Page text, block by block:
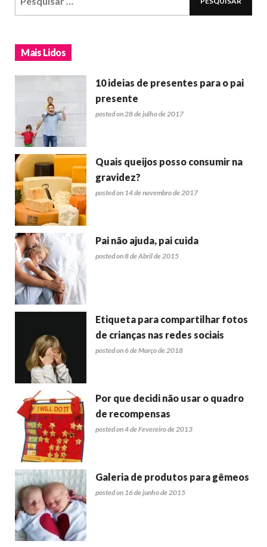
Mais Lidos
10 ideias de presentes para o pai
presente
posted on 28 de julho de 2017
Quais queijos posso consumir na
gravidez?
posted on 14 de novembro de 2017
Pai não ajuda, pai cuida
posted on 8 de Abril de 2015
Etiqueta para compartilhar fotos
de crianças nas redes sociais
posted on 6 de Março de 2018
Por que decidi não usar o quadro
de recompensas
posted on 4 de Fevereiro de 2013
Galeria de produtos para gêmeos
posted on 16 de junho de 2015